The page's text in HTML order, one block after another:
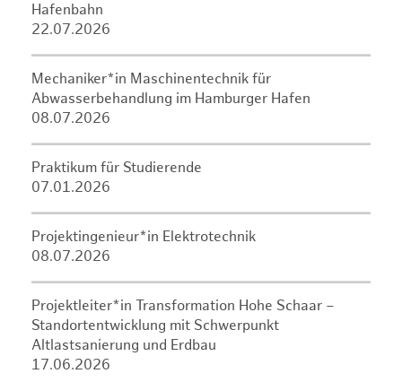
Hafenbahn
22.07.2026
Mechaniker*in Maschinentechnik für
Abwasserbehandlung im Hamburger Hafen
08.07.2026
Praktikum für Studierende
07.01.2026
Projektingenieur*in Elektrotechnik
08.07.2026
Projektleiter*in Transformation Hohe Schaar –
Standortentwicklung mit Schwerpunkt
Altlastsanierung und Erdbau
17.06.2026